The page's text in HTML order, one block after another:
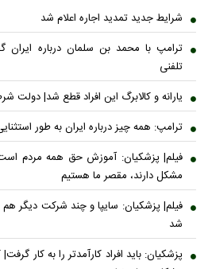
شرایط جدید تمدید اجاره اعلام شد
ترامپ با محمد بن سلمان درباره
تلفنی
یارانه و کالابرگ این افراد قطع شد| دولت
ترامپ: همه چیز درباره ایران به طور
فیلم| پزشکیان: آموزش حق همه مردم
مشکل دارند، مقصر ما هستیم
فیلم| پزشکیان: سایپا و چند شرکت دیگر هم
شد
پزشکیان: باید افراد کارآمدتر را به کار